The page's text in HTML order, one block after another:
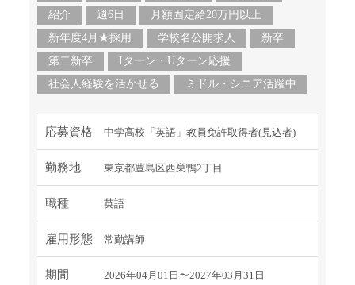
紹介
週6日
月額固定給20万円以上
新年度4月★採用
学校名公開求人
新卒
第二新卒
Iターン・Uターン応援
社会人経験を活かせる
ミドル・シニア活躍中
応募資格 中学高校「英語」教員免許取得者(見込者)
勤務地 東京都豊島区西巣鴨2丁目
職種 英語
雇用形態 常勤講師
期間 2026年04月01日〜2027年03月31日